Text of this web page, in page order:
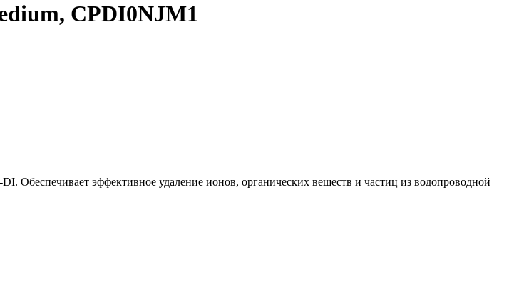
CPDI0NJM1
Обеспечивает эффективное удаление ионов, органических веществ и частиц из водопроводной